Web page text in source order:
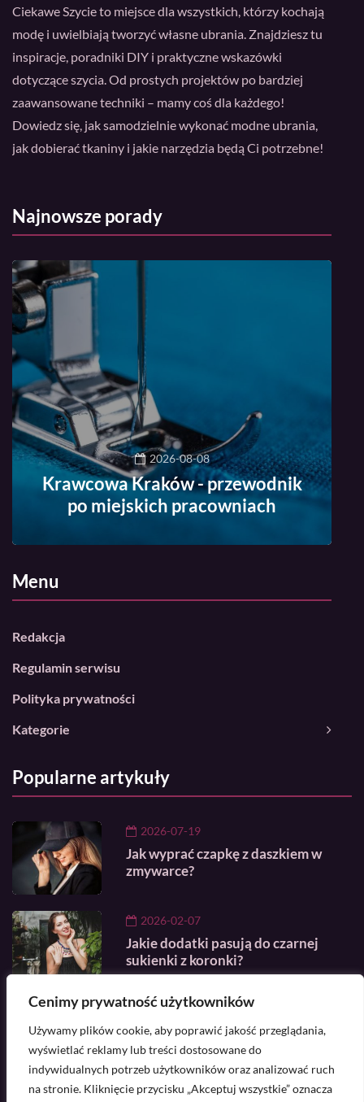
Cenimy prywatność użytkowników
Używamy plików cookie, aby poprawić jakość przeglądania,
wyświetlać reklamy lub treści dostosowane do
indywidualnych potrzeb użytkowników oraz analizować ruch
na stronie. Kliknięcie przycisku „Akceptuj wszystkie” oznacza
Ciekawe Szycie to miejsce dla wszystkich, którzy kochają
modę i uwielbiają tworzyć własne ubrania. Znajdziesz tu
inspiracje, poradniki DIY i praktyczne wskazówki
dotyczące szycia. Od prostych projektów po bardziej
zaawansowane techniki – mamy coś dla każdego!
Dowiedz się, jak samodzielnie wykonać modne ubrania,
jak dobierać tkaniny i jakie narzędzia będą Ci potrzebne!
Najnowsze porady
2026-08-08
Krawcowa Kraków - przewodnik
po miejskich pracowniach
Menu
Redakcja
Regulamin serwisu
Polityka prywatności
Kategorie
Popularne artykuły
2026-07-19
Jak wyprać czapkę z daszkiem w
zmywarce?
2026-02-07
Jakie dodatki pasują do czarnej
sukienki z koronki?
2026-07-20
Najdroższa torebka na świecie - Ile
kosztuje i jak wygląda?